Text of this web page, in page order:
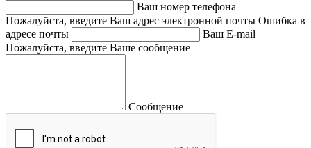
Ваш номер телефона
Пожалуйста, введите Ваш адрес электронной почты Ошибка в
адресе почты
Ваш E-mail
Пожалуйста, введите Ваше сообщение
Сообщение